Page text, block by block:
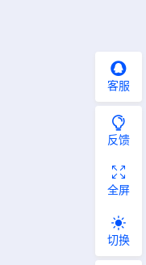
客服
反馈
全屏
切换